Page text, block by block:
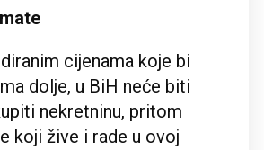
cijenama koje bi
dolje, u BiH neće biti
nekretninu, pritom
koji žive i rade u ovoj